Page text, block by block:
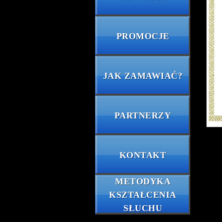
PROMOCJE
JAK ZAMAWIAĆ?
PARTNERZY
KONTAKT
METODYKA
KSZTAŁCENIA
SŁUCHU